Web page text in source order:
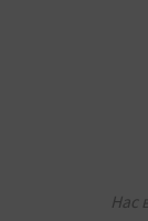
Нас